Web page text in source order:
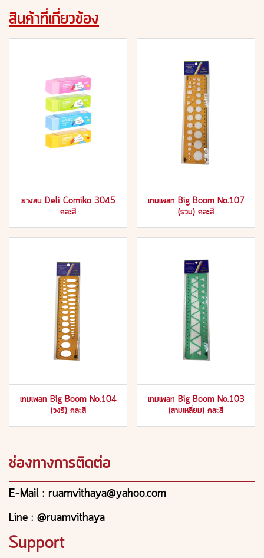
สินค้าที่เกี่ยวข้อง
ยางลบ Deli Comiko 3045
คละสี
เทมเพลท Big Boom No.107
(รวม) คละสี
เทมเพลท Big Boom No.104
(วงรี) คละสี
เทมเพลท Big Boom No.103
(สามเหลี่ยม) คละสี
ช่องทางการติดต่อ
E-Mail : ruamvithaya@yahoo.com
Line : @ruamvithaya
Support